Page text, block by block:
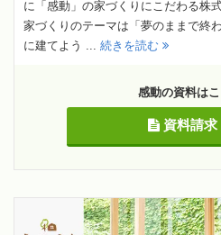
に「感動」の家づくりにこだわる株
家づくりのテーマは「夢のままで終
に建てよう ... 続きを読む
感動の資料は
資料請求